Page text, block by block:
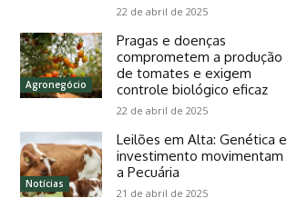
22 de abril de 2025
Agronegócio
Pragas e doenças
comprometem a produção
de tomates e exigem
controle biológico eficaz
22 de abril de 2025
Notícias
Leilões em Alta: Genética e
investimento movimentam
a Pecuária
21 de abril de 2025